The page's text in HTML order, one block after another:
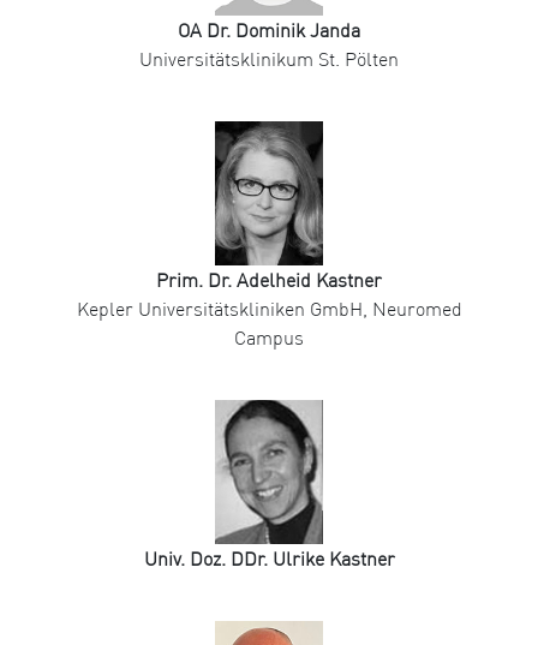
OA Dr. Dominik Janda
Universitätsklinikum St. Pölten
Prim. Dr. Adelheid Kastner
Kepler Universitätskliniken GmbH, Neuromed
Campus
Univ. Doz. DDr. Ulrike Kastner